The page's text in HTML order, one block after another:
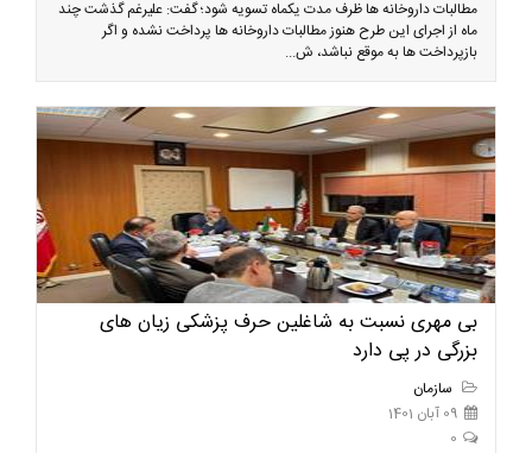
مطالبات داروخانه ها ظرف مدت یکماه تسویه شود؛ گفت: علیرغم گذشت چند
ماه از اجرای این طرح هنوز مطالبات داروخانه ها پرداخت نشده و اگر
بازپرداخت ها به موقع نباشد، ش...
بی مهری نسبت به شاغلین حرف پزشکی زیان های
بزرگی در پی دارد
سازمان
09 آبان 1401
0